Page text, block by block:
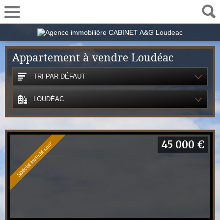
Appartement à vendre Loudéac
TRI PAR DÉFAUT
LOUDÉAC
Spécial investisseur 45 000 €